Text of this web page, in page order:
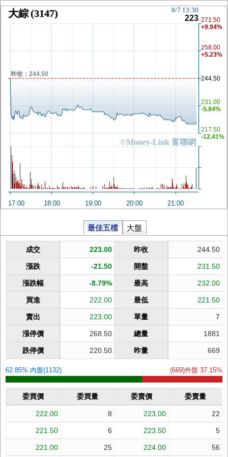
大綜(3147)
©Money-Link 富聯網
8/7 13:30
223
昨收：244.50
17:00 18:00 19:00 20:00 21:00
217.50
-12.41%
231.00
-5.84%
244.50
258.00
+5.23%
271.50
+9.94%
最佳五檔 大盤
成交 223.00 昨收 244.50
漲跌 -21.50 開盤 231.50
漲跌幅 -8.79% 最高 232.00
買進 222.00 最低 221.50
賣出 223.00 單量 7
漲停價 268.50 總量 1881
跌停價 220.50 昨量 669
62.85% 內盤(1132) (669)外盤 37.15%
委買價 委買量 委賣價 委賣量
222.00 8 223.00 22
221.50 6 223.50 5
221.00 25 224.00 56